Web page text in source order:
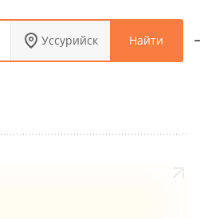
Уссурийск Найти